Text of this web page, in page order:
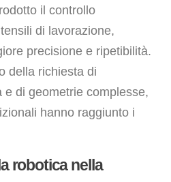
il controllo
di lavorazione,
precisione e ripetibilità.
della richiesta di
e di geometrie complesse,
hanno raggiunto i
robotica nella